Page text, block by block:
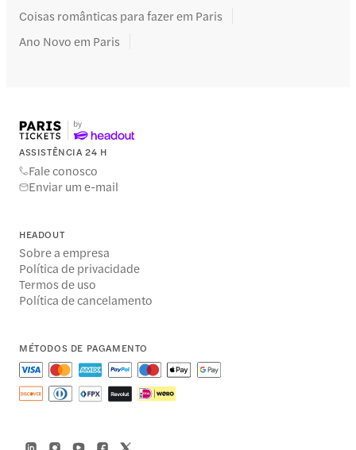
Coisas românticas para fazer em Paris
Ano Novo em Paris
ASSISTÊNCIA 24 H
Fale conosco
Enviar um e-mail
HEADOUT
Sobre a empresa
Política de privacidade
Termos de uso
Política de cancelamento
MÉTODOS DE PAGAMENTO